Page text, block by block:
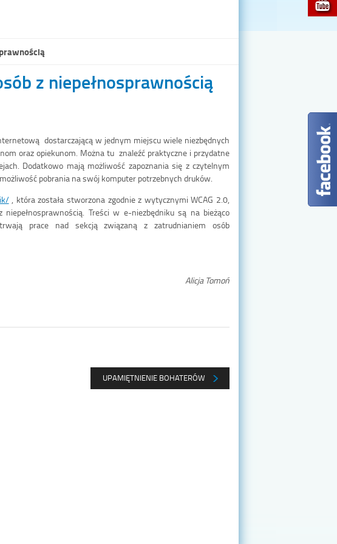
z niepełnosprawnością
dostarczającą w jednym miejscu wiele niezbędnych
oraz opiekunom. Można tu znaleźć praktyczne i przydatne
Dodatkowo mają możliwość zapoznania się z czytelnym
pobrania na swój komputer potrzebnych druków.
, która została stworzona zgodnie z wytycznymi WCAG 2.0,
Treści w e-niezbędniku są na bieżąco
prace nad sekcją związaną z zatrudnianiem osób
Alicja Tomoń
UPAMIĘTNIENIE BOHATERÓW